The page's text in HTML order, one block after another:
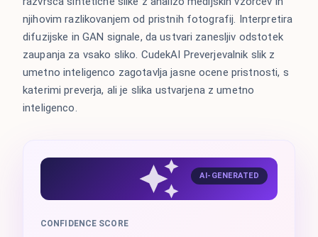
njihovim razlikovanjem od pristnih fotografij. Interpretira
difuzijske in GAN signale, da ustvari zanesljiv odstotek
zaupanja za vsako sliko. CudekAI Preverjevalnik slik z
umetno inteligenco zagotavlja jasne ocene pristnosti, s
katerimi preverja, ali je slika ustvarjena z umetno
inteligenco.
AI-GENERATED
CONFIDENCE SCORE